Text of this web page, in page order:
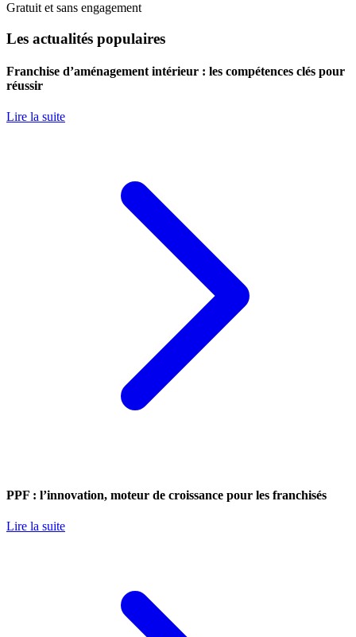
Gratuit et sans engagement
Les actualités populaires
Franchise d’aménagement intérieur : les compétences clés pour
réussir
Lire la suite
PPF : l’innovation, moteur de croissance pour les franchisés
Lire la suite